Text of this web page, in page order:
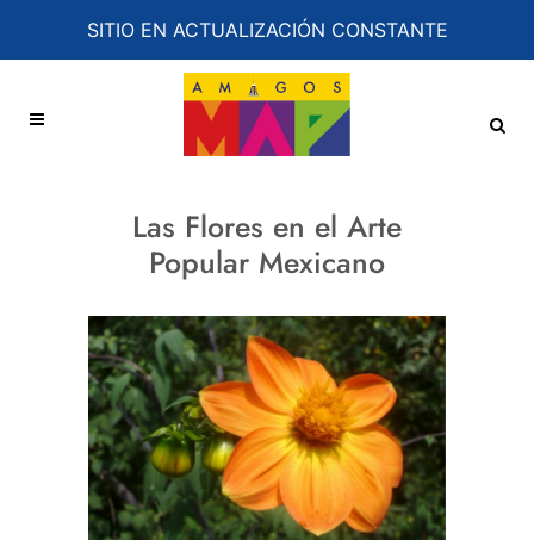
SITIO EN ACTUALIZACIÓN CONSTANTE
Las Flores en el Arte
Popular Mexicano